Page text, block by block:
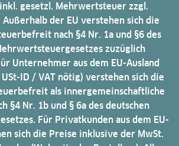
gesetzl. Mehrwertsteuer zzgl.
Außerhalb der EU verstehen sich die
nach §4 Nr. 1a und §6 des
zuzüglich
Unternehmer aus dem EU-Ausland
ID / VAT nötig) verstehen sich die
als innergemeinschaftliche
§4 Nr. 1b und § 6a des deutschen
Für Privatkunden aus dem EU-
sich die Preise inklusive der MwSt.